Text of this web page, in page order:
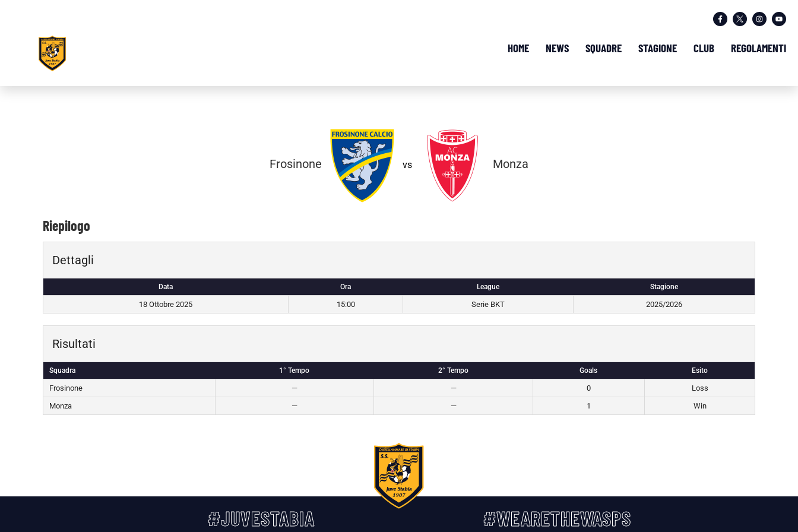
HOME NEWS SQUADRE STAGIONE CLUB REGOLAMENTI
Frosinone vs Monza
Riepilogo
Dettagli
Data Ora League Stagione
18 Ottobre 2025 15:00 Serie BKT 2025/2026
Risultati
Squadra 1° Tempo 2° Tempo Goals Esito
Frosinone — — 0
Loss
Monza
— — 1 Win
#JUVESTABIA #WEARETHEWASPS